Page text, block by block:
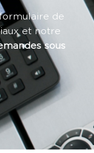
de
et notre
sous